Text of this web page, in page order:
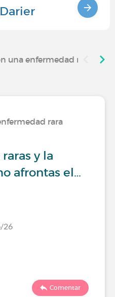
una enfermedad rara
rara
y la
afrontas el…
26
Comentar